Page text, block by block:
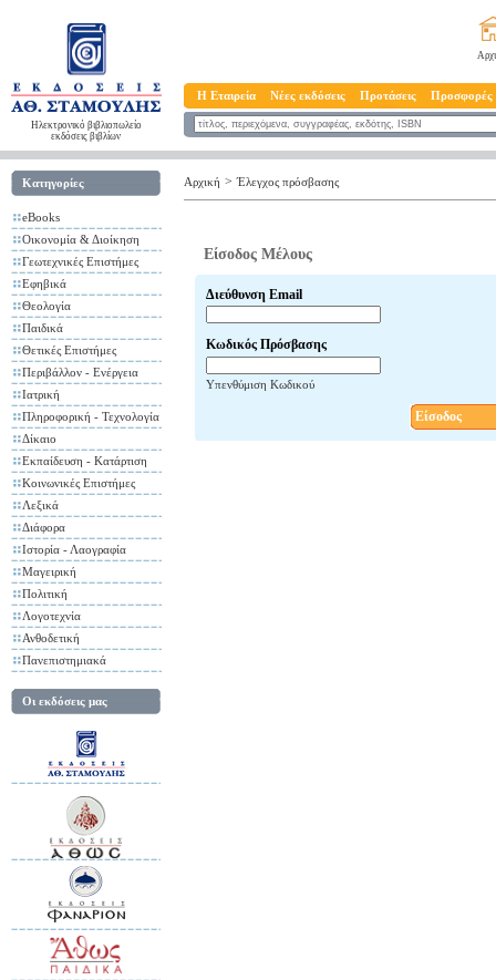
Ηλεκτρονικό βιβλιοπωλείο
εκδόσεις βιβλίων
Η Εταιρεία Νέες εκδόσεις Προτάσεις Προσφορές
Κατηγορίες
eBooks
Οικονομία & Διοίκηση
Γεωτεχνικές Επιστήμες
Εφηβικά
Θεολογία
Παιδικά
Θετικές Επιστήμες
Περιβάλλον - Ενέργεια
Ιατρική
Πληροφορική - Τεχνολογία
Δίκαιο
Εκπαίδευση - Κατάρτιση
Κοινωνικές Επιστήμες
Λεξικά
Διάφορα
Ιστορία - Λαογραφία
Μαγειρική
Πολιτική
Λογοτεχνία
Ανθοδετική
Πανεπιστημιακά
Οι εκδόσεις μας
Αρχική > Έλεγχος πρόσβασης
Είσοδος Μέλους
Διεύθυνση Email
Κωδικός Πρόσβασης
Υπενθύμιση Κωδικού
Είσοδος